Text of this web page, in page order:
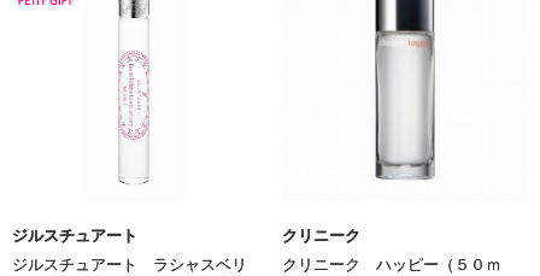
ジルスチュアート
ジルスチュアート ラシャスベリ
クリニーク
クリニーク ハッピー（５０ｍ